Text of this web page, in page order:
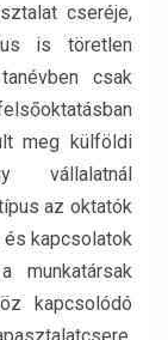
cseréje,
is töretlen
csak
meg külföldi
vállalatnál
az oktatók
kapcsolatok
munkatársak
kapcsolódó